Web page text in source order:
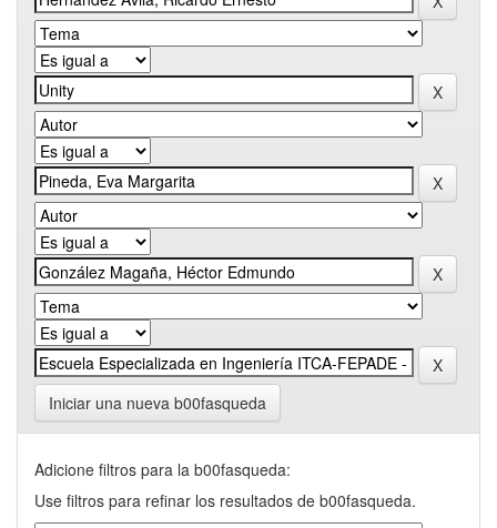
Iniciar una nueva b00fasqueda
Adicione filtros para la b00fasqueda:
Use filtros para refinar los resultados de b00fasqueda.